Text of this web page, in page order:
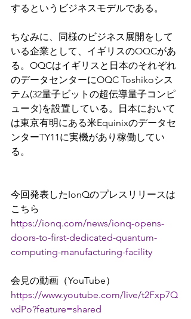
するというビジネスモデルである。
ちなみに、同様のビジネス展開をして
いる企業として、イギリスのOQCがあ
る。OQCはイギリスと日本のそれぞれ
のデータセンターにOQC Toshikoシス
テム(32量子ビットの超伝導量子コンピ
ュータ)を設置している。日本において
は東京有明にある米Equinixのデータセ
ンターTY11に実機があり稼働してい
る。
今回発表したIonQのプレスリリースは
こちら
https://ionq.com/news/ionq-opens-
doors-to-first-dedicated-quantum-
computing-manufacturing-facility
会見の動画（YouTube）
https://www.youtube.com/live/t2Fxp7Q
vdPo?feature=shared